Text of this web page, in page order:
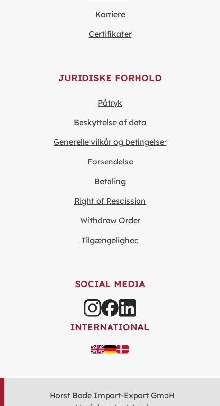
Karriere
Certifikater
JURIDISKE FORHOLD
Påtryk
Beskyttelse af data
Generelle vilkår og betingelser
Forsendelse
Betaling
Right of Rescission
Withdraw Order
Tilgængelighed
SOCIAL MEDIA
INTERNATIONAL
Horst Bode Import-Export GmbH